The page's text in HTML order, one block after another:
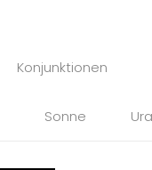
Konjunktionen
Sonne